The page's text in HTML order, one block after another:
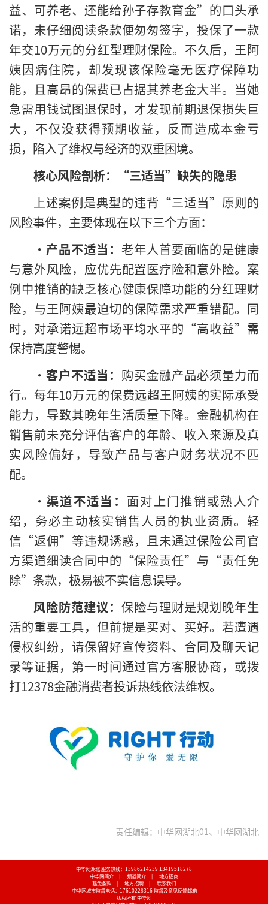
益、可养老、还能给孙子存教育金”的口头承
诺，未仔细阅读条款便匆匆签字，投保了一款
年交10万元的分红型理财保险。不久后，王阿
姨因病住院，却发现该保险毫无医疗保障功
能，且高昂的保费已占据其养老金大半。当她
急需用钱试图退保时，才发现前期退保损失巨
大，不仅没获得预期收益，反而造成本金亏
损，陷入了维权与经济的双重困境。
核心风险剖析：“三适当”缺失的隐患
上述案例是典型的违背“三适当”原则的
风险事件，主要体现在以下三个方面：
• 产品不适当： 老年人首要面临的是健康
与意外风险，应优先配置医疗险和意外险。案
例中推销的缺乏核心健康保障功能的分红理财
险，与王阿姨最迫切的保障需求严重错配。同
时，对承诺远超市场平均水平的“高收益”需
保持高度警惕。
• 客户不适当： 购买金融产品必须量力而
行。每年10万元的保费远超王阿姨的实际承受
能力，导致其晚年生活质量下降。金融机构在
销售前未充分评估客户的年龄、收入来源及真
实风险偏好，导致产品与客户财务状况不匹
配。
• 渠道不适当： 面对上门推销或熟人介
绍，务必主动核实销售人员的执业资质。轻
信“返佣”等违规诱惑，且未通过保险公司官
方渠道细读合同中的“保险责任”与“责任免
除”条款，极易被不实信息误导。
风险防范建议： 保险与理财是规划晚年生
活的重要工具，但前提是买对、买好。若遭遇
侵权纠纷，请保留好宣传资料、合同及聊天记
录等证据，第一时间通过官方客服协商，或拨
打12378金融消费者投诉热线依法维权。
责任编辑：中华网湖北01、中华网湖北
中华网湖北 服务热线：13986214239 13419518278
中华网简介
| 频道简介 |
地方招商
豁免条款
| 地方招聘 |
联系我们
中华网城市监督电话：17610228316 监督及意见反馈邮箱
版权所有 中华网